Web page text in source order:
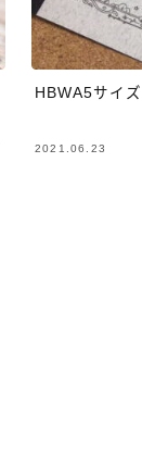
HBWA5サイ
2021.06.23